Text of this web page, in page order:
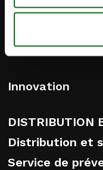
Infrastructures
Industrie et
Applications
Innovation
DISTRIBUTION
Distribution et
Service de